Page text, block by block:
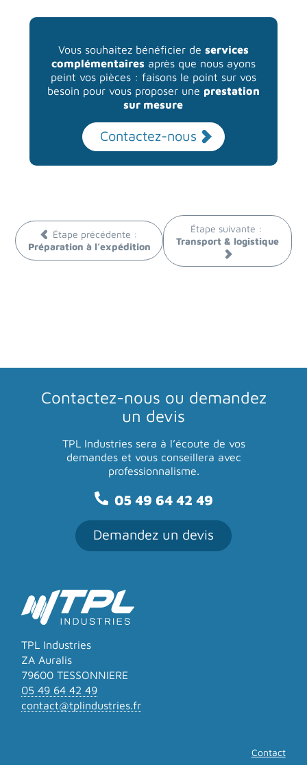
Vous souhaitez bénéficier de services
complémentairesaprès que nous ayons
peint vos pièces : faisons le point sur vos
besoin pour vous proposer une prestation
sur mesure
Contactez-nous
Étape précédente :
Préparation à l’expédition
Étape suivante :
Transport & logistique
Contactez-nous ou demandez
un devis
TPL Industries sera à l’écoute de vos
demandes et vous conseillera avec
professionnalisme.
05 49 64 42 49
Demandez un devis
TPL Industries
ZA Auralis
79600 TESSONNIERE
05 49 64 42 49
contact@tplindustries.fr
Contact